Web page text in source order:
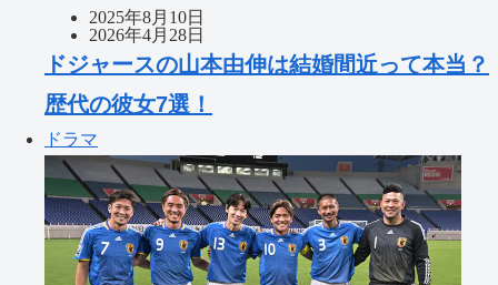
2025年8月10日
2026年4月28日
ドジャースの山本由伸は結婚間近って本当？
歴代の彼女7選！
ドラマ